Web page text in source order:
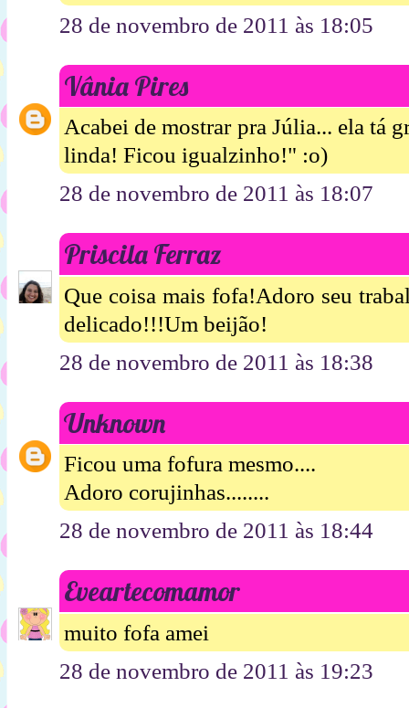
28 de novembro de 2011 às 18:05
Vânia Pires
Acabei de mostrar pra Júlia... ela tá
linda! Ficou igualzinho!" :o)
28 de novembro de 2011 às 18:07
Priscila Ferraz
Que coisa mais fofa!Adoro seu
delicado!!!Um beijão!
28 de novembro de 2011 às 18:38
Unknown
Ficou uma fofura mesmo....
Adoro corujinhas........
28 de novembro de 2011 às 18:44
Eveartecomamor
muito fofa amei
28 de novembro de 2011 às 19:23